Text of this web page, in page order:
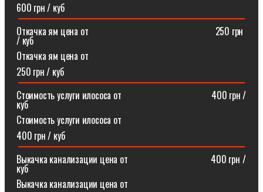
600 грн / куб
Откачка ям цена от ⠀⠀⠀⠀⠀⠀⠀⠀⠀⠀⠀⠀⠀⠀⠀⠀⠀⠀250 грн
/ куб
Откачка ям цена от
250 грн / куб
Стоимость услуги илососа от⠀⠀⠀⠀⠀⠀⠀⠀⠀⠀⠀⠀⠀400 грн /
куб
Стоимость услуги илососа от
400 грн / куб
Выкачка канализации цена от⠀⠀⠀⠀⠀⠀⠀⠀⠀⠀⠀⠀400 грн /
куб
Выкачка канализации цена от